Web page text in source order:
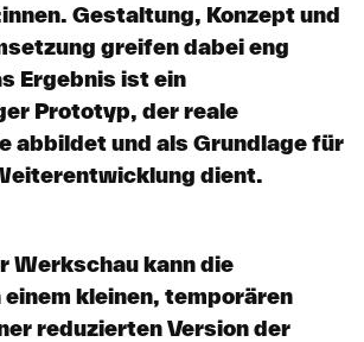
Gestaltung, Konzept und
greifen dabei eng
Ergebnis ist ein
Prototyp, der reale
abbildet und als Grundlage für
dient.
Werkschau kann die
kleinen, temporären
reduzierten Version der